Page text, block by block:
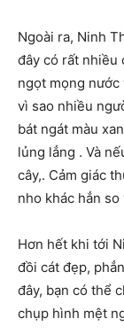
Ngoài ra, Ninh
đây có rất nhiều
ngọt mọng
vì sao nhiều
bát ngát màu
lủng lẳng . Và
cây,. Cảm giác
nho khác hẳn
Hơn hết khi tới
đồi cát đẹp,
đây, bạn có thể
chụp hình mệt